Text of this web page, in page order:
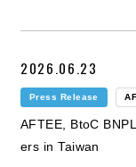
2026.06.23
Press Release
AFTEE, BtoC
ers in Taiwan